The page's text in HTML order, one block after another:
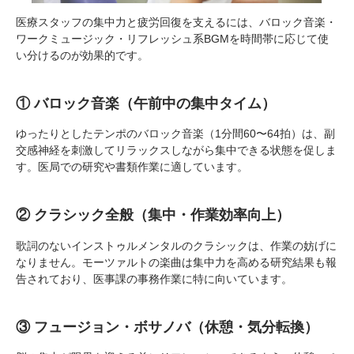
医療スタッフの集中力と疲労回復を支えるには、バロック音楽・
ワークミュージック・リフレッシュ系BGMを時間帯に応じて使
い分けるのが効果的です。
① バロック音楽（午前中の集中タイム）
ゆったりとしたテンポのバロック音楽（1分間60〜64拍）は、副
交感神経を刺激してリラックスしながら集中できる状態を促しま
す。医局での研究や書類作業に適しています。
② クラシック全般（集中・作業効率向上）
歌詞のないインストゥルメンタルのクラシックは、作業の妨げに
なりません。モーツァルトの楽曲は集中力を高める研究結果も報
告されており、医事課の事務作業に特に向いています。
③ フュージョン・ボサノバ（休憩・気分転換）